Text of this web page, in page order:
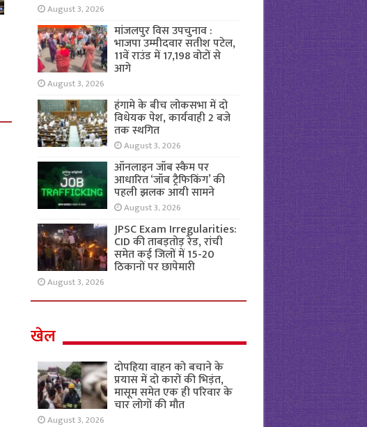
August 3, 2026
मांजलपुर विस उपचुनाव :
भाजपा उम्मीदवार सतीश पटेल,
11वें राउंड में 17,198 वोटों से
आगे
August 3, 2026
हंगामे के बीच लोकसभा में दो
विधेयक पेश, कार्यवाही 2 बजे
तक स्थगित
August 3, 2026
ऑनलाइन जॉब स्कैम पर
आधारित ‘जॉब ट्रैफिकिंग’ की
पहली झलक आयी सामने
August 3, 2026
JPSC Exam Irregularities:
CID की ताबड़तोड़ रेड, रांची
समेत कई जिलों में 15-20
ठिकानों पर छापेमारी
August 3, 2026
खेल
दोपहिया वाहन को बचाने के
प्रयास में दो कारों की भिड़ंत,
मासूम समेत एक ही परिवार के
चार लोगों की मौत
August 3, 2026